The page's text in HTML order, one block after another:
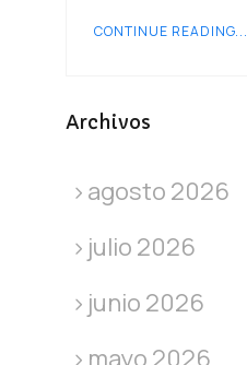
CONTINUE READING...
Archivos
agosto 2026
julio 2026
junio 2026